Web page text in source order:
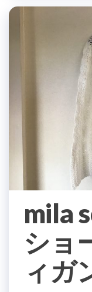
mila
ショ
ィガ